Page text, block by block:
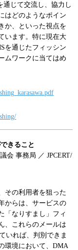
通じて交流し、協力し
はどのようなポイン
か、といった視点を
います。特に現在大
を通じたフィッシン
ムワークに当てはめ
きること
会 事務局 ／ JPCERT/
その利用者を狙った
からは、サービスの
「なりすまし」フィ
、これらのメールは
いれば、判別できま
環境において、DMA